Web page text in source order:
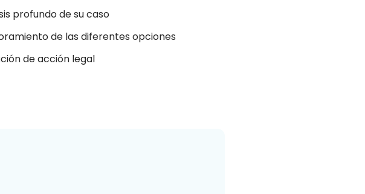
profundo de su caso
de las diferentes opciones
de acción legal